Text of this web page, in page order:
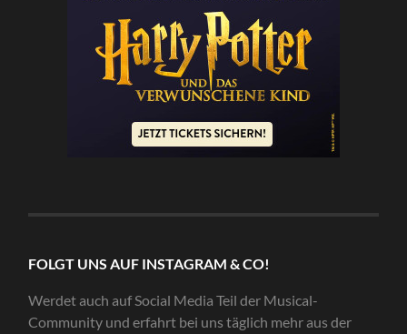
FOLGT UNS AUF INSTAGRAM & CO!
Werdet auch auf Social Media Teil der Musical-
Community und erfahrt bei uns täglich mehr aus der